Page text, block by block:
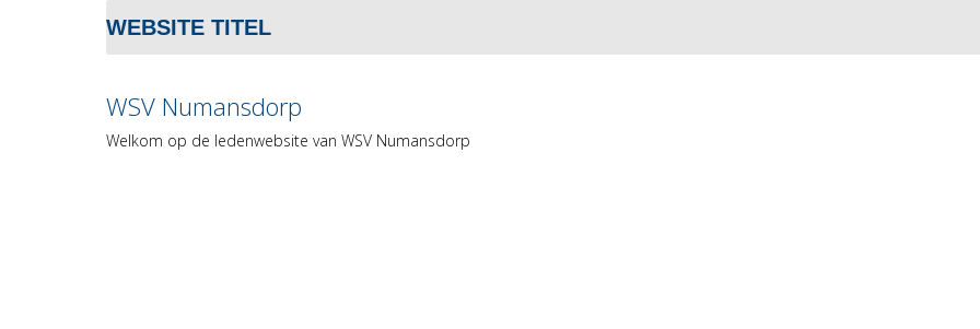
WEBSITE TITEL
WSV Numansdorp
Welkom op de ledenwebsite van WSV Numansdorp